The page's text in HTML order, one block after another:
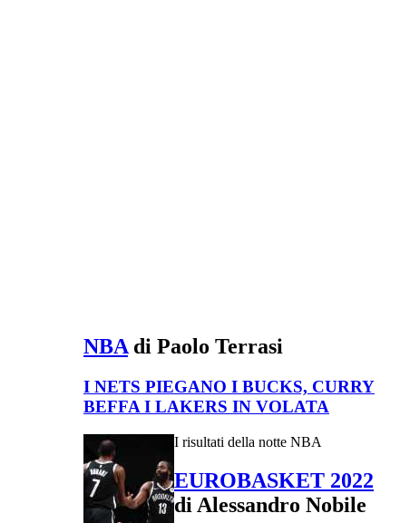
NBA di Paolo Terrasi
I NETS PIEGANO I BUCKS, CURRY
BEFFA I LAKERS IN VOLATA
I risultati della notte NBA
EUROBASKET 2022
di Alessandro Nobile